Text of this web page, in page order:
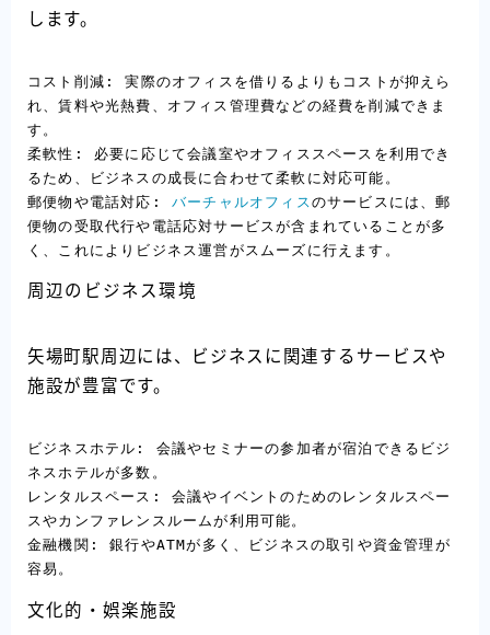
します。
コスト削減: 実際のオフィスを借りるよりもコストが抑えら
れ、賃料や光熱費、オフィス管理費などの経費を削減できま
す。
柔軟性: 必要に応じて会議室やオフィススペースを利用でき
るため、ビジネスの成長に合わせて柔軟に対応可能。
郵便物や電話対応: バーチャルオフィス のサービスには、郵
便物の受取代行や電話応対サービスが含まれていることが多
く、これによりビジネス運営がスムーズに行えます。
周辺のビジネス環境
矢場町駅周辺には、ビジネスに関連するサービスや
施設が豊富です。
ビジネスホテル: 会議やセミナーの参加者が宿泊できるビジ
ネスホテルが多数。
レンタルスペース: 会議やイベントのためのレンタルスペー
スやカンファレンスルームが利用可能。
金融機関: 銀行やATMが多く、ビジネスの取引や資金管理が
容易。
文化的・娯楽施設